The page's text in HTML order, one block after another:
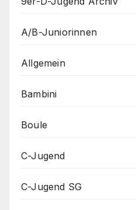
A/B-Juniorinnen
Allgemein
Bambini
Boule
C-Jugend
C-Jugend SG